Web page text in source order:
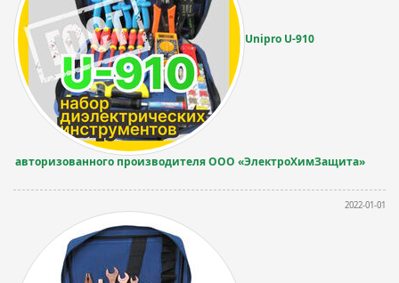
Unipro U-910
авторизованного производителя ООО «ЭлектроХимЗащита»
2022-01-01